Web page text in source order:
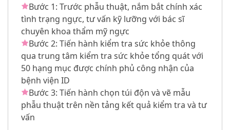
Bước 1: Trước phẫu thuật, nắm bắt chính xác
tình trạng ngực, tư vấn kỹ lưỡng với bác sĩ
chuyên khoa thẩm mỹ ngực
Bước 2: Tiến hành kiểm tra sức khỏe thông
qua trung tâm kiểm tra sức khỏe tổng quát với
50 hạng mục được chính phủ công nhận của
bệnh viện ID
Bước 3: Tiến hành chọn túi độn và vẽ mẫu
phẫu thuật trên nền tảng kết quả kiểm tra và tư
vấn